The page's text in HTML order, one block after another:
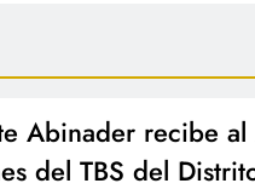
Abinader recibe
del TBS del